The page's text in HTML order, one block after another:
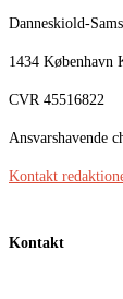
Danneskiold-
1434 København
CVR 45516822
Ansvarshavende
Kontakt
Kontakt